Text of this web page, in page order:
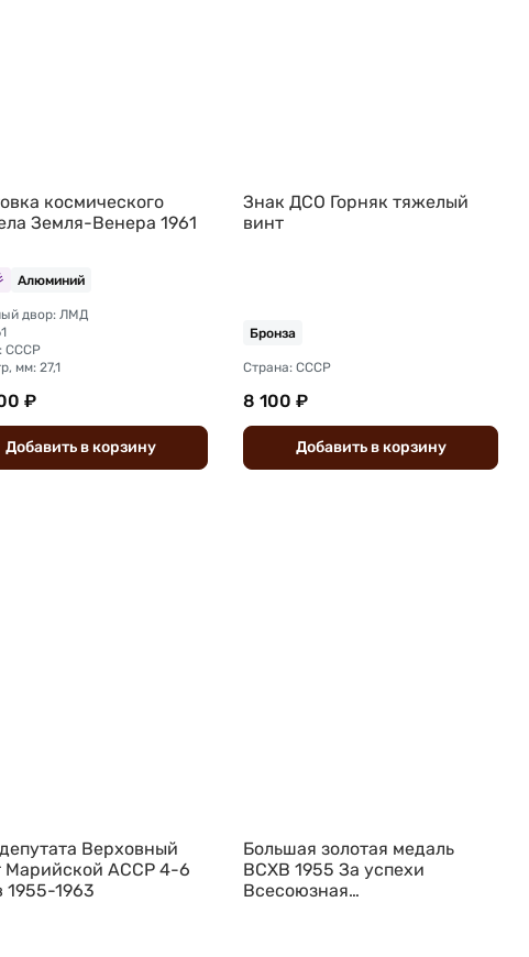
космического
Земля-Венера 1961
Алюминий
двор: ЛМД
СССР
мм: 27,1
₽
Добавить вкорзину
Знак ДСО Горняк тяжелый
винт
Бронза
Страна: СССР
8 100 ₽
Добавить вкорзину
Верховный
Марийской АССР 4-6
1955-1963
Большая золотая медаль
ВСХВ 1955 За успехи
Всесоюзная